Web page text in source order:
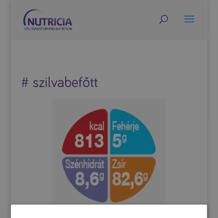
# szilvabefőtt